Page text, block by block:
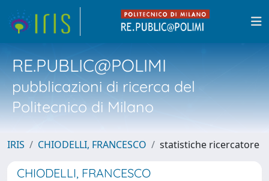
RE.PUBLIC@POLIMI
pubblicazioni di ricerca del
Politecnico di Milano
IRIS CHIODELLI, FRANCESCO statistiche ricercatore
CHIODELLI, FRANCESCO